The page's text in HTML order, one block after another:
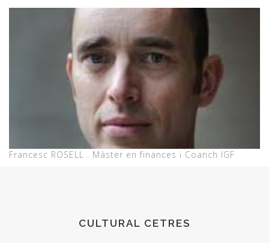
Francesc ROSELL . Màster en finances i Coanch IGF
CULTURAL CETRES